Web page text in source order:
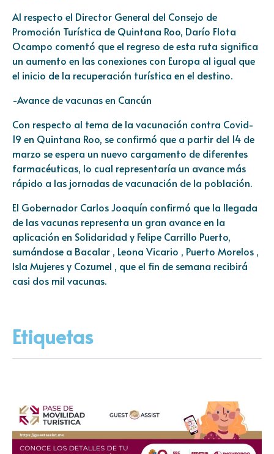
Al respecto el Director General del Consejo de
Promoción Turística de Quintana Roo, Darío Flota
Ocampo comentó que el regreso de esta ruta significa
un aumento en las conexiones con Europa al igual que
el inicio de la recuperación turística en el destino.
-Avance de vacunas en Cancún
Con respecto al tema de la vacunación contra Covid-
19 en Quintana Roo, se confirmó que a partir del 14 de
marzo se espera un nuevo cargamento de diferentes
farmacéuticas, lo cual representaría un avance más
rápido a las jornadas de vacunación de la población.
El Gobernador Carlos Joaquín confirmó que la llegada
de las vacunas representa un gran avance en la
aplicación en Solidaridad y Felipe Carrillo Puerto,
sumándose a Bacalar , Leona Vicario , Puerto Morelos ,
Isla Mujeres y Cozumel , que el fin de semana recibirá
casi dos mil vacunas.
Etiquetas